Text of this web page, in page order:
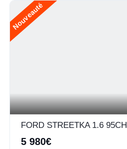
Nouveauté
FORD STREETKA 1.6 95CH
5 980€